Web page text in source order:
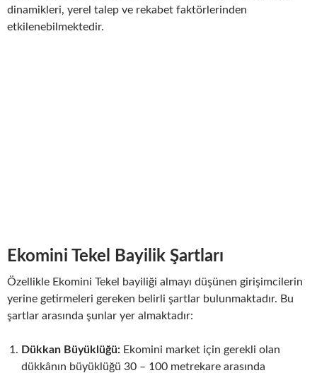
dinamikleri, yerel talep ve rekabet faktörlerinden
etkilenebilmektedir.
Ekomini Tekel Bayilik Şartları
Özellikle Ekomini Tekel bayiliği almayı düşünen girişimcilerin
yerine getirmeleri gereken belirli şartlar bulunmaktadır. Bu
şartlar arasında şunlar yer almaktadır:
Dükkan Büyüklüğü: Ekomini market için gerekli olan
dükkânın büyüklüğü 30 – 100 metrekare arasında